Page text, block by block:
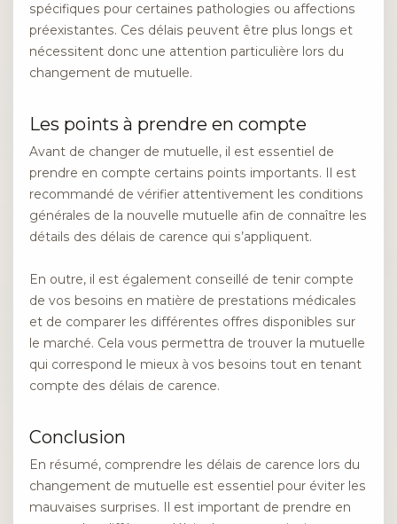
spécifiques pour certaines pathologies ou affections
préexistantes. Ces délais peuvent être plus longs et
nécessitent donc une attention particulière lors du
changement de mutuelle.
Les points à prendre en compte
Avant de changer de mutuelle, il est essentiel de
prendre en compte certains points importants. Il est
recommandé de vérifier attentivement les conditions
générales de la nouvelle mutuelle afin de connaître les
détails des délais de carence qui s’appliquent.
En outre, il est également conseillé de tenir compte
de vos besoins en matière de prestations médicales
et de comparer les différentes offres disponibles sur
le marché. Cela vous permettra de trouver la mutuelle
qui correspond le mieux à vos besoins tout en tenant
compte des délais de carence.
Conclusion
En résumé, comprendre les délais de carence lors du
changement de mutuelle est essentiel pour éviter les
mauvaises surprises. Il est important de prendre en